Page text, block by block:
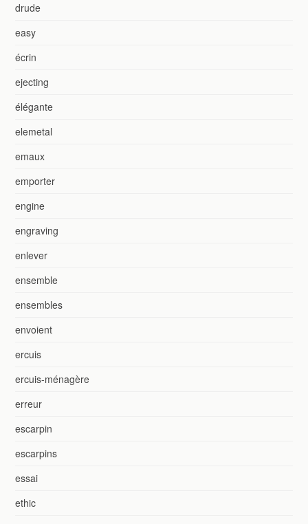
drude
easy
écrin
ejecting
élégante
elemetal
emaux
emporter
engine
engraving
enlever
ensemble
ensembles
envoient
ercuis
ercuis-ménagère
erreur
escarpin
escarpins
essai
ethic